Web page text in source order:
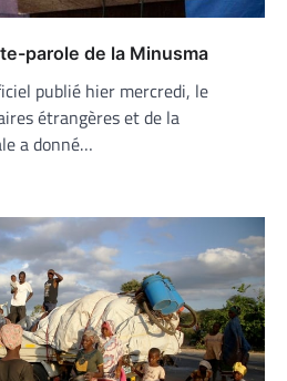
parole de la Minusma
publié hier mercredi, le
étrangères et de la
a donné…